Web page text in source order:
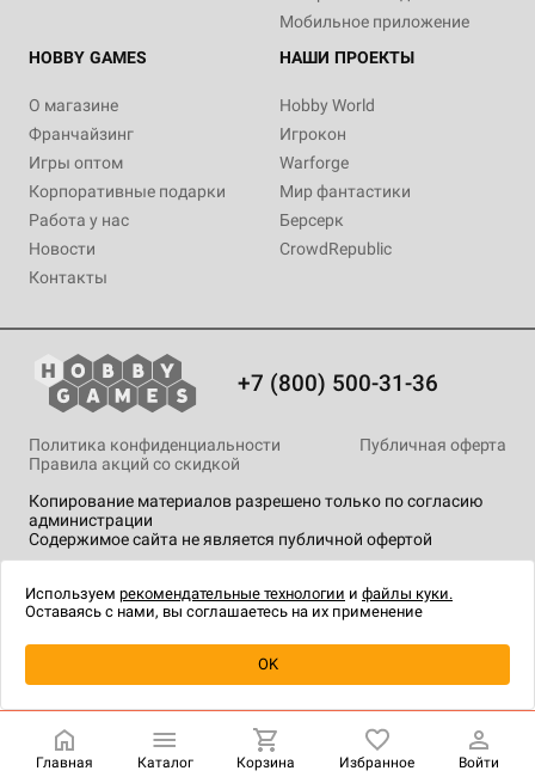
Уведомить о наличии
Мобильное приложение
HOBBY GAMES
О магазине
Франчайзинг
Игры оптом
Корпоративные подарки
Работа у нас
Новости
Контакты
НАШИ ПРОЕКТЫ
Hobby World
Игрокон
Warforge
Мир фантастики
Берсерк
CrowdRepublic
+7 (800) 500-31-36
Копирование материалов разрешено только по согласию
администрации
Содержимое сайта не является публичной офертой
Политика конфиденциальности
Публичная оферта
Правила акций со скидкой
технологии.
Главная Каталог Корзина Избранное Войти
Используем рекомендательные технологии и файлы куки.
Оставаясь с нами, вы соглашаетесь на их применение
OK